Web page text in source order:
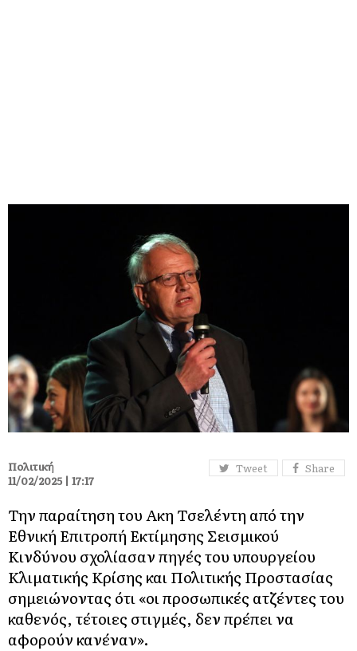
Tweet Share
Πολιτική
11/02/2025 | 17:17
Την παραίτηση του Ακη Τσελέντη από την
Εθνική Επιτροπή Εκτίμησης Σεισμικού
Κινδύνου σχολίασαν πηγές του υπουργείου
Κλιματικής Κρίσης και Πολιτικής Προστασίας
σημειώνοντας ότι «οι προσωπικές ατζέντες του
καθενός, τέτοιες στιγμές, δεν πρέπει να
αφορούν κανέναν».